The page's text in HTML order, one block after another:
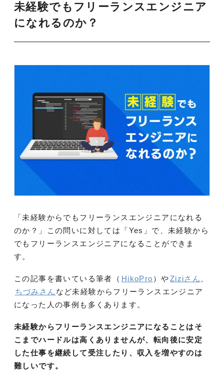
未経験でもフリーランスエンジニア
になれるのか？
「未経験からでもフリーランスエンジニアになれる
のか？」この問いに対しては「Yes」で、未経験から
でもフリーランスエンジニアになることができま
す。
この記事を書いている筆者（ HikoPro ）やZiziさん
ちづみさん など未経験からフリーランスエンジニア
になった人の事例も多くあります。
未経験からフリーランスエンジニアになることはそ
こまでハードルは高くありませんが、転向後に安定
した仕事を継続して受注したり、収入を増やすのは
難しいです。